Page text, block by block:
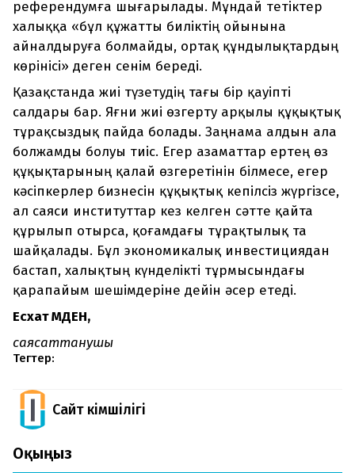
референдумға шығарылады. Мұндай тетіктер
халыққа «бұл құжатты биліктің ойынына
айналдыруға болмайды, ортақ құндылықтардың
көрінісі» деген сенім береді.
Қазақстанда жиі түзетудің тағы бір қауіпті
салдары бар. Яғни жиі өзгерту арқылы құқықтық
тұрақсыздық пайда болады. Заңнама алдын ала
болжамды болуы тиіс. Егер азаматтар ертең өз
құқықтарының қалай өзгеретінін білмесе, егер
кәсіпкерлер бизнесін құқықтық кепілсіз жүргізсе,
ал саяси институттар кез келген сәтте қайта
құрылып отырса, қоғамдағы тұрақтылық та
шайқалады. Бұл экономикалық инвестициядан
бастап, халықтың күнделікті тұрмысындағы
қарапайым шешімдеріне дейін әсер етеді.
Есхат МӘДЕН,
саясаттанушы
Тегтер:
Сайт Әкімшілігі
Оқыңыз